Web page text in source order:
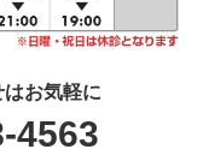
お気軽に
4563